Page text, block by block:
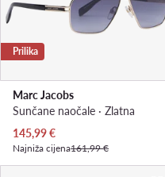
Prilika
Marc Jacobs
Sunčane naočale · Zlatna
Trenutna cijena
145,99€
Najniža cijena161,99 €